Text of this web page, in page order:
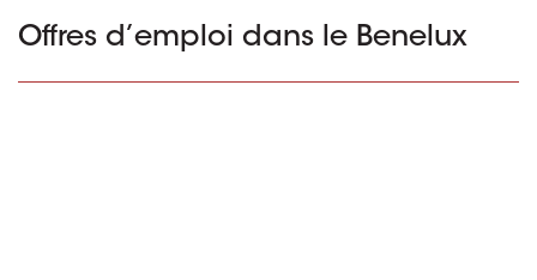
Offres d’emploi dans le Benelux